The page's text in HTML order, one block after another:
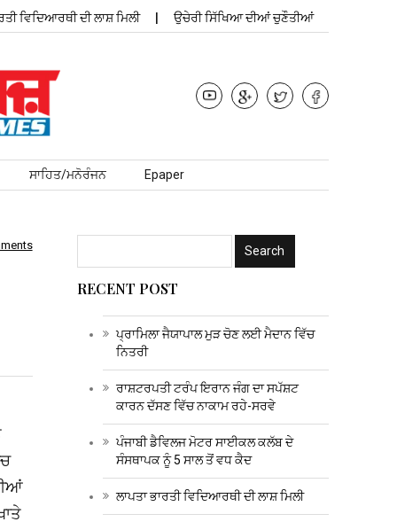
ਵਿਦਿਆਰਥੀ ਦੀ ਲਾਸ਼ ਮਿਲੀ ਉਚੇਰੀ ਸਿੱਖਿਆ ਦੀਆਂ ਚੁਣੌਤੀਆਂ
ਸਾਹਿਤ/ਮਨੋਰੰਜਨ Epaper
RECENT POST
ਪ੍ਰਾਮਿਲਾ ਜੈਯਾਪਾਲ ਮੁੜ ਚੋਣ ਲਈ ਮੈਦਾਨ ਵਿੱਚ
ਨਿਤਰੀ
ਰਾਸ਼ਟਰਪਤੀ ਟਰੰਪ ਇਰਾਨ ਜੰਗ ਦਾ ਸਪੱਸ਼ਟ
ਕਾਰਨ ਦੱਸਣ ਵਿੱਚ ਨਾਕਾਮ ਰਹੇ-ਸਰਵੇ
ਪੰਜਾਬੀ ਡੈਵਿਲਜ ਮੋਟਰ ਸਾਈਕਲ ਕਲੱਬ ਦੇ
ਸੰਸਥਾਪਕ ਨੂੰ 5 ਸਾਲ ਤੋਂ ਵਧ ਕੈਦ
ਲਾਪਤਾ ਭਾਰਤੀ ਵਿਦਿਆਰਥੀ ਦੀ ਲਾਸ਼ ਮਿਲੀ